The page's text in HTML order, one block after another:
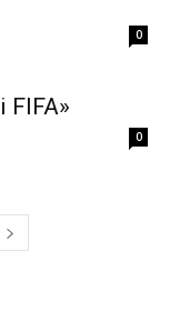
0
FIFA»
0